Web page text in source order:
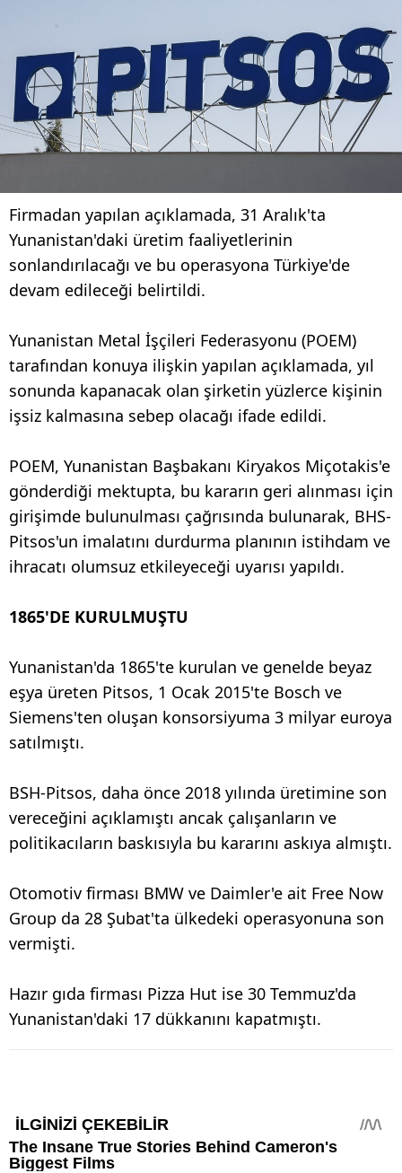
Firmadan yapılan açıklamada, 31 Aralık'ta
Yunanistan'daki üretim faaliyetlerinin
sonlandırılacağı ve bu operasyona Türkiye'de
devam edileceği belirtildi.
Yunanistan Metal İşçileri Federasyonu (POEM)
tarafından konuya ilişkin yapılan açıklamada, yıl
sonunda kapanacak olan şirketin yüzlerce kişinin
işsiz kalmasına sebep olacağı ifade edildi.
POEM, Yunanistan Başbakanı Kiryakos Miçotakis'e
gönderdiği mektupta, bu kararın geri alınması için
girişimde bulunulması çağrısında bulunarak, BHS-
Pitsos'un imalatını durdurma planının istihdam ve
ihracatı olumsuz etkileyeceği uyarısı yapıldı.
1865'DE KURULMUŞTU
Yunanistan'da 1865'te kurulan ve genelde beyaz
eşya üreten Pitsos, 1 Ocak 2015'te Bosch ve
Siemens'ten oluşan konsorsiyuma 3 milyar euroya
satılmıştı.
BSH-Pitsos, daha önce 2018 yılında üretimine son
vereceğini açıklamıştı ancak çalışanların ve
politikacıların baskısıyla bu kararını askıya almıştı.
Otomotiv firması BMW ve Daimler'e ait Free Now
Group da 28 Şubat'ta ülkedeki operasyonuna son
vermişti.
Hazır gıda firması Pizza Hut ise 30 Temmuz'da
Yunanistan'daki 17 dükkanını kapatmıştı.